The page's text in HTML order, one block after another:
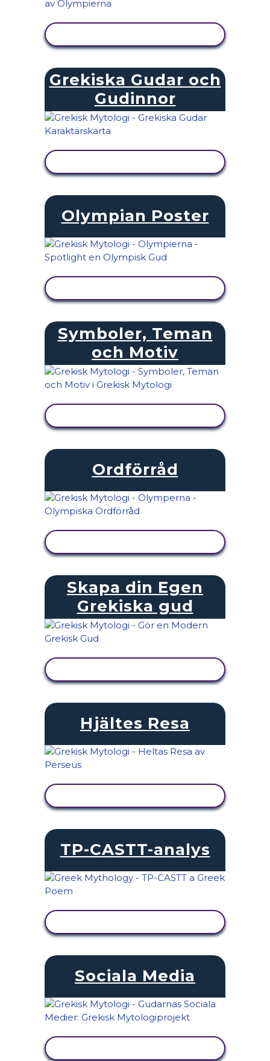
Grekiska Gudar och
Gudinnor
Olympian Poster
Symboler, Teman
och Motiv
Ordförråd
Skapa din Egen
Grekiska gud
Hjältes Resa
TP-CASTT-analys
Sociala Media